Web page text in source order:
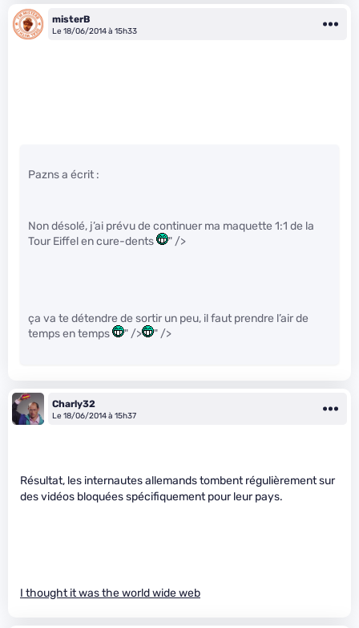
misterB
Le 18/06/2014 à 15h33
Pazns a écrit :
Non désolé, j’ai prévu de continuer ma maquette 1:1 de la
Tour Eiffel en cure-dents
" />
ça va te détendre de sortir un peu, il faut prendre l’air de
temps en temps
" /> " />
Charly32
Le 18/06/2014 à 15h37
Résultat, les internautes allemands tombent régulièrement sur
des vidéos bloquées spécifiquement pour leur pays.
I thought it was the world wide web